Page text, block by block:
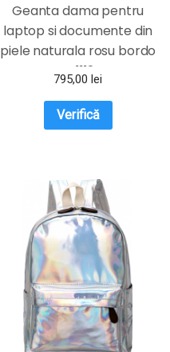
Geanta dama pentru
laptop si documente din
piele naturala rosu bordo
DFS1112D
795,00lei
Verifică